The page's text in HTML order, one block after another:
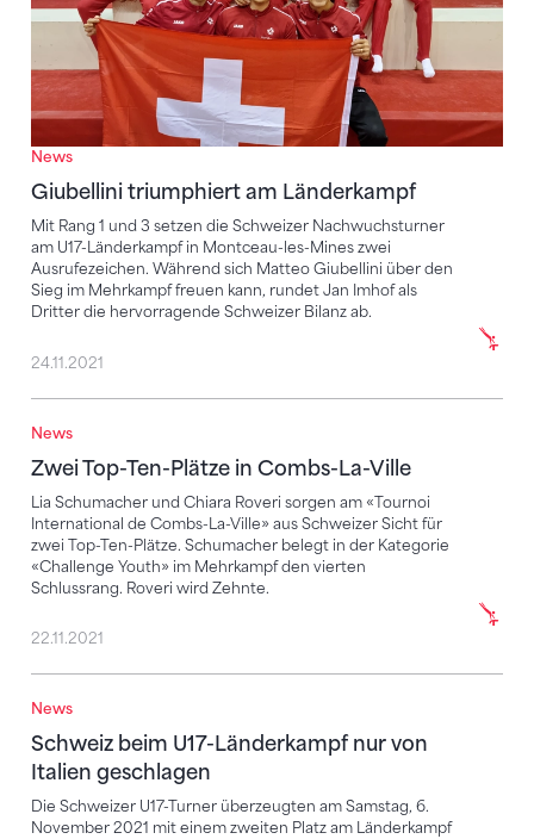
News
Giubellini triumphiert am Länderkampf
Mit Rang 1 und 3 setzen die Schweizer Nachwuchsturner
am U17-Länderkampf in Montceau-les-Mines zwei
Ausrufezeichen. Während sich Matteo Giubellini über den
Sieg im Mehrkampf freuen kann, rundet Jan Imhof als
Dritter die hervorragende Schweizer Bilanz ab.
24.11.2021
News
Zwei Top-Ten-Plätze in Combs-La-Ville
Lia Schumacher und Chiara Roveri sorgen am «Tournoi
International de Combs-La-Ville» aus Schweizer Sicht für
zwei Top-Ten-Plätze. Schumacher belegt in der Kategorie
«Challenge Youth» im Mehrkampf den vierten
Schlussrang. Roveri wird Zehnte.
Zwei Top-Ten-Plätze in Combs-La-Ville
22.11.2021
News
Schweiz beim U17-Länderkampf nur von
Italien geschlagen
Die Schweizer U17-Turner überzeugten am Samstag, 6.
November 2021 mit einem zweiten Platz am Länderkampf
Schweiz beim U17-Länderkampf nur von Italien